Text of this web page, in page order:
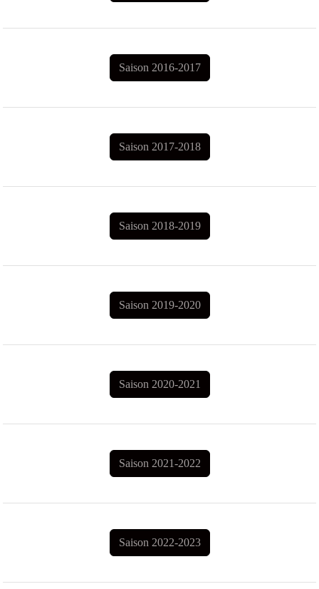
Saison 2016-2017
Saison 2017-2018
Saison 2018-2019
Saison 2019-2020
Saison 2020-2021
Saison 2021-2022
Saison 2022-2023